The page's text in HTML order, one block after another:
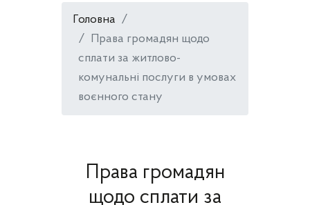
Головна
Права громадян щодо
сплати за житлово-
комунальні послуги в умовах
воєнного стану
Права громадян
щодо сплати за